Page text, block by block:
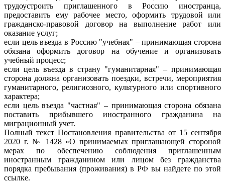
трудоустроить приглашенного в Россию иностранца,
предоставить ему рабочее место, оформить трудовой или
гражданско-правовой договор на выполнение работ или
оказание услуг;
если цель въезда в Россию "учебная" – принимающая сторона
обязана оформить договор на обучение и организовать
учебный процесс;
если цель въезда в страну "гуманитарная" – принимающая
сторона должна организовать поездки, встречи, мероприятия
гуманитарного, религиозного, культурного или спортивного
характера;
если цель въезда "частная" – принимающая сторона обязана
поставить прибывшего иностранного гражданина на
миграционный учет.
Полный текст Постановления правительства от 15 сентября
2020 г. № 1428 «О принимаемых приглашающей стороной
мерах по обеспечению соблюдения приглашенным
иностранным гражданином или лицом без гражданства
порядка пребывания (проживания) в РФ вы найдете по этой
ссылке.